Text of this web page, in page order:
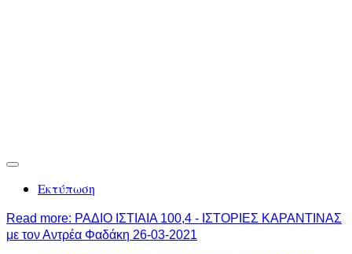
Εκτύπωση
Read more: ΡΑΔΙΟ ΙΣΤΙΑΙΑ 100,4 - ΙΣΤΟΡΙΕΣ ΚΑΡΑΝΤΙΝΑΣ
με τον Αντρέα Φαδάκη 26-03-2021